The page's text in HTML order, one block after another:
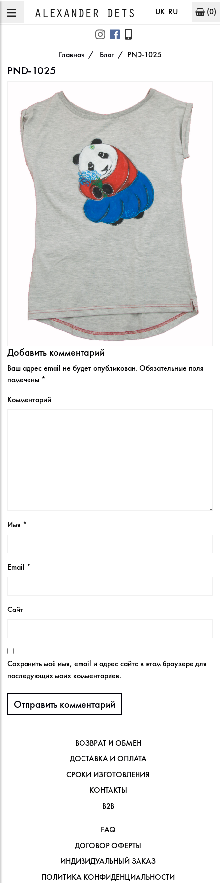
UK RU (0)
Главная Блог PND-1025
PND-1025
Добавить комментарий
Ваш адрес email не будет опубликован. Обязательные поля
помечены *
Комментарий
Имя *
Email *
Сайт
Сохранить моё имя, email и адрес сайта в этом браузере для
последующих моих комментариев.
ВОЗВРАТ И ОБМЕН
ДОСТАВКА И ОПЛАТА
СРОКИ ИЗГОТОВЛЕНИЯ
КОНТАКТЫ
В2В
FAQ
ДОГОВОР ОФЕРТЫ
ИНДИВИДУАЛЬНЫЙ ЗАКАЗ
ПОЛИТИКА КОНФИДЕНЦИАЛЬНОСТИ